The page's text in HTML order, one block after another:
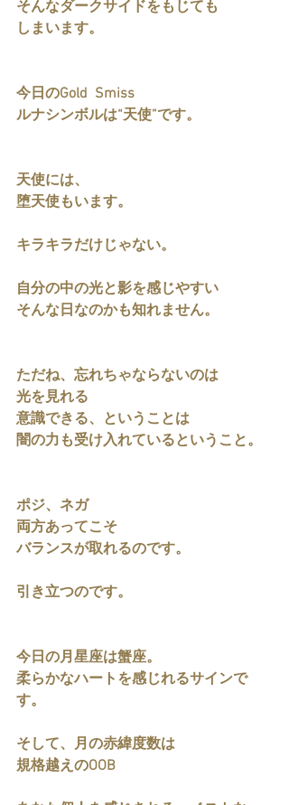
そんなダークサイドをもじても
しまいます。
今日のGold  Smiss
ルナシンボルは“天使”です。
天使には、
堕天使もいます。
キラキラだけじゃない。
自分の中の光と影を感じやすい
そんな日なのかも知れません。
ただね、忘れちゃならないのは
光を見れる
意識できる、ということは
闇の力も受け入れているということ。
ポジ、ネガ
両方あってこそ
バランスが取れるのです。
引き立つのです。
今日の月星座は蟹座。
柔らかなハートを感じれるサインで
す。
そして、月の赤緯度数は
規格越えのOOB